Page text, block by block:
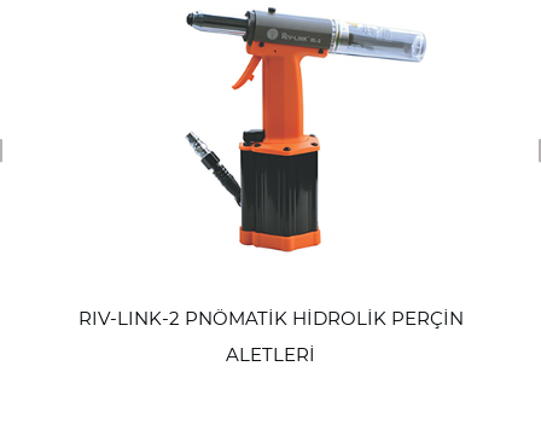
RIV-LINK-2 PNÖMATİK HİDROLİK PERÇİN
ALETLERİ